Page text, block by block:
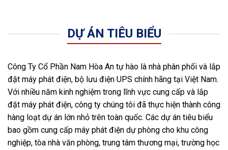
DỰ ÁN TIÊU BIỂU
Công Ty Cổ Phần Nam Hòa An tự hào là nhà phân phối và lắp
đặt máy phát điện, bộ lưu điện UPS chính hãng tại Việt Nam.
Với nhiều năm kinh nghiệm trong lĩnh vực cung cấp và lắp
đặt máy phát điện, công ty chúng tôi đã thực hiện thành công
hàng loạt dự án lớn nhỏ trên toàn quốc. Các dự án tiêu biểu
bao gồm cung cấp máy phát điện dự phòng cho khu công
nghiệp, tòa nhà văn phòng, trung tâm thương mại, trường học